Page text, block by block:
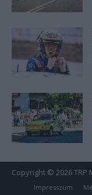
Copyright © 2026 TRP
Impresszum